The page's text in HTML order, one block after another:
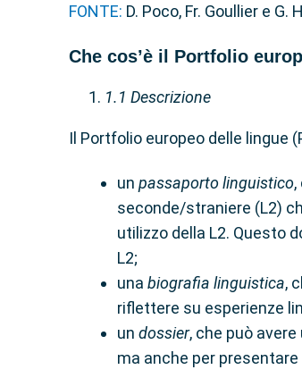
FONTE: D. Poco, Fr. Goullier e G.
Che cos’è il Portfolio
1.1Descrizione
Il Portfolio europeo delle lingue
unpassaporto linguistico
seconde/straniere (L2)
utilizzo della L2. Questo
L2;
unabiografia linguistica,
riflettere su esperienze
undossier, che può
ma anche per